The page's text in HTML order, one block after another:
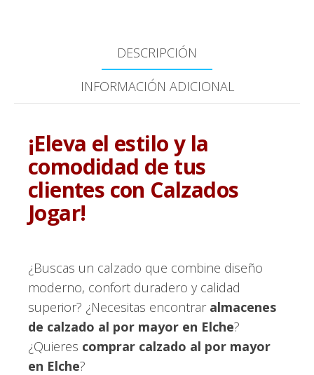
DESCRIPCIÓN
INFORMACIÓN ADICIONAL
¡Eleva el estilo y la
comodidad de tus
clientes con Calzados
Jogar!
¿Buscas un calzado que combine diseño
moderno, confort duradero y calidad
superior? ¿Necesitas encontrar almacenes
de calzado al por mayor en Elche?
¿Quieres comprar calzado al por mayor
en Elche?